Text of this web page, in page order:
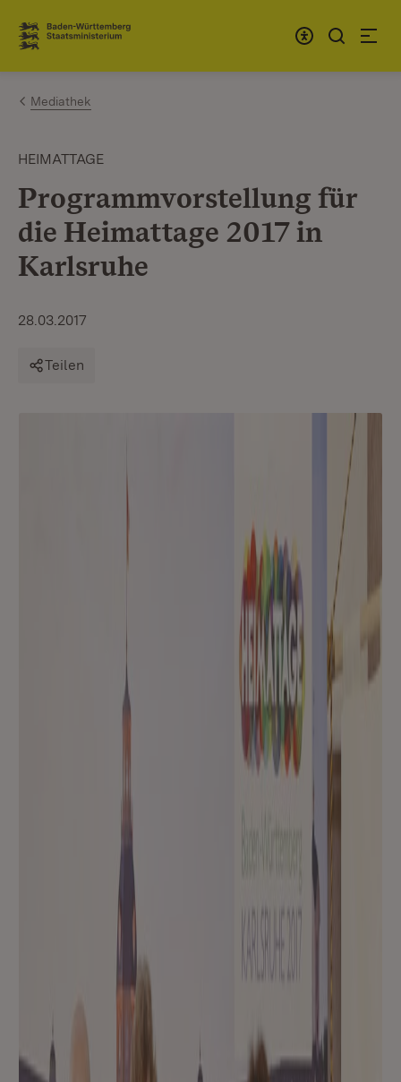
Zum Inhalt springen
Link zur Startseite
Mediathek
HEIMATTAGE
Programmvorstellung für
die Heimattage 2017 in
Karlsruhe
28.03.2017
Teilen